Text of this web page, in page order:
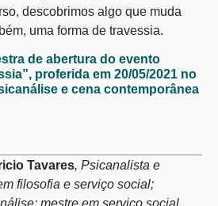
descobrimos algo que muda
uma forma de travessia.
de abertura do evento
proferida em 20/05/2021 no
e cena contemporânea
Tavares, Psicanalista e
filosofia e serviço social;